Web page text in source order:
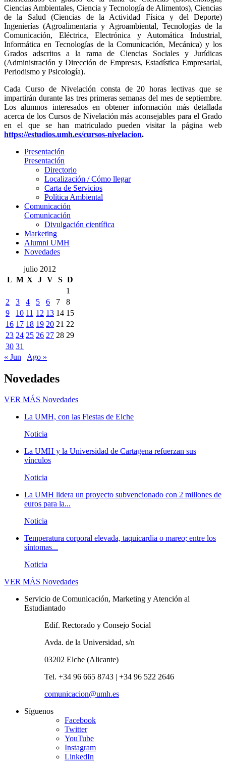
Ciencias Ambientales, Ciencia y Tecnología de Alimentos), Ciencias
de la Salud (Ciencias de la Actividad Física y del Deporte)
Ingenierías (Agroalimentaria y Agroambiental, Tecnologías de la
Comunicación, Eléctrica, Electrónica y Automática Industrial,
Informática en Tecnologías de la Comunicación, Mecánica) y los
Grados adscritos a la rama de Ciencias Sociales y Jurídicas
(Administración y Dirección de Empresas, Estadística Empresarial,
Periodismo y Psicología).
Cada Curso de Nivelación consta de 20 horas lectivas que se
impartirán durante las tres primeras semanas del mes de septiembre.
Los alumnos interesados en obtener información más detallada
acerca de los Cursos de Nivelación más aconsejables para el Grado
en el que se han matriculado pueden visitar la página web
https://estudios.umh.es/cursos-nivelacion.
Presentación
Presentación
Directorio
Localización / Cómo llegar
Carta de Servicios
Política Ambiental
Comunicación
Comunicación
Divulgación científica
Marketing
Alumni UMH
Novedades
julio 2012
L M X J V S D
1
2
3 4 5 6 7
8
9
10 11 12 13 14 15
16 17 18 19 20 21 22
23 24 25 26 27 28 29
30 31
« Jun
Ago »
Novedades
VER MÁS Novedades
La UMH, con las Fiestas de Elche
Noticia
La UMH y la Universidad de Cartagena refuerzan sus
vínculos
Noticia
La UMH lidera un proyecto subvencionado con 2 millones de
euros para la...
Noticia
Temperatura corporal elevada, taquicardia o mareo; entre los
síntomas...
Noticia
VER MÁS Novedades
Servicio de Comunicación, Marketing y Atención al
Estudiantado
Edif. Rectorado y Consejo Social
Avda. de la Universidad, s/n
03202 Elche (Alicante)
Tel. +34 96 665 8743 | +34 96 522 2646
comunicacion@umh.es
Síguenos
Facebook
Twitter
YouTube
Instagram
LinkedIn